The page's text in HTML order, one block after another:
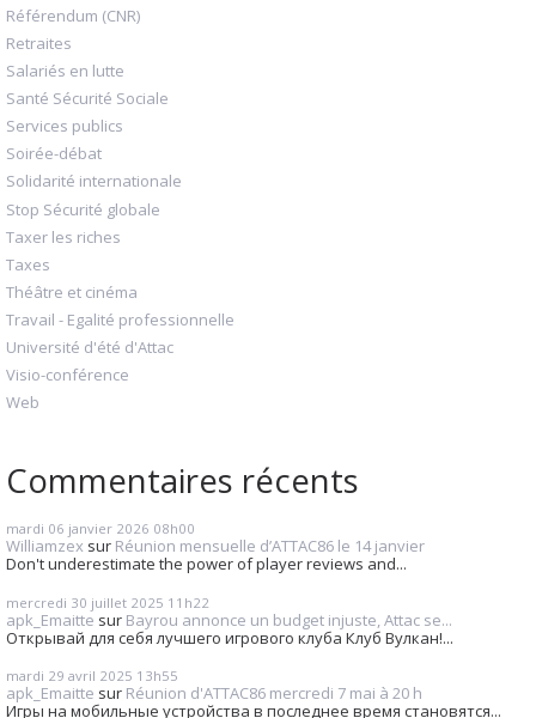
Référendum (CNR)
Retraites
Salariés en lutte
Santé Sécurité Sociale
Services publics
Soirée-débat
Solidarité internationale
Stop Sécurité globale
Taxer les riches
Taxes
Théâtre et cinéma
Travail - Egalité professionnelle
Université d'été d'Attac
Visio-conférence
Web
Commentaires récents
mardi 06 janvier 2026 08h00
Williamzex sur Réunion mensuelle d’ATTAC86 le 14 janvier
Don't underestimate the power of player reviews and...
mercredi 30 juillet 2025 11h22
apk_Emaitte sur Bayrou annonce un budget injuste, Attac se...
Открывай для себя лучшего игрового клуба Клуб Вулкан!...
mardi 29 avril 2025 13h55
apk_Emaitte sur Réunion d'ATTAC86 mercredi 7 mai à 20 h
Игры на мобильные устройства в последнее время становятся...